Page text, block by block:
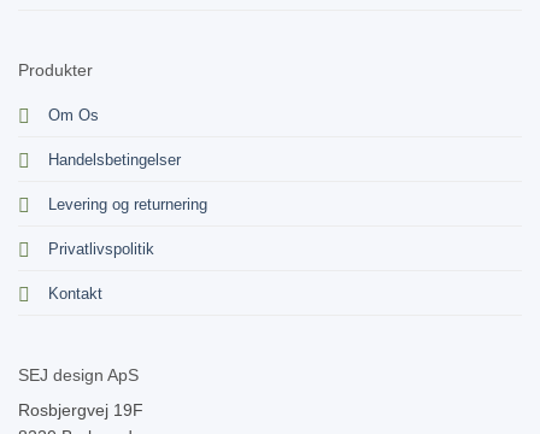
Produkter
Om Os
Handelsbetingelser
Levering og returnering
Privatlivspolitik
Kontakt
SEJ design ApS
Rosbjergvej 19F